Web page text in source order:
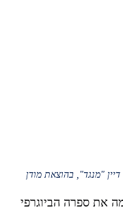
"מנגד", בהוצאת מודן
פרסמה את ספרה הביוגרפי